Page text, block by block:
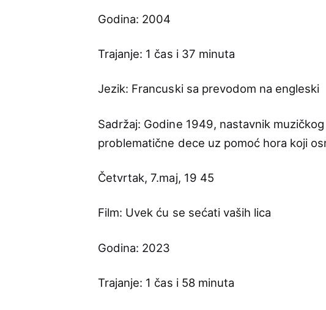
Godina: 2004
Trajanje: 1 čas i 37 minuta
Jezik: Francuski sa prevodom na engleski
Sadržaj: Godine 1949, nastavnik
problematične dece uz pomoć hora koji
Četvrtak, 7.maj, 19 45
Film: Uvek ću se sećati vaših lica
Godina: 2023
Trajanje: 1 čas i 58 minuta